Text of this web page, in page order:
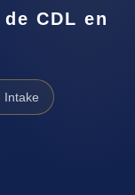
CDL en
Intake